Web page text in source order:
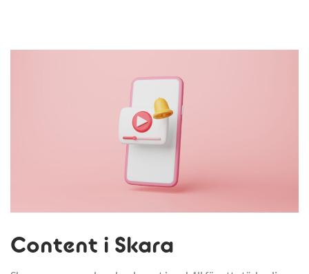
Content i Skara